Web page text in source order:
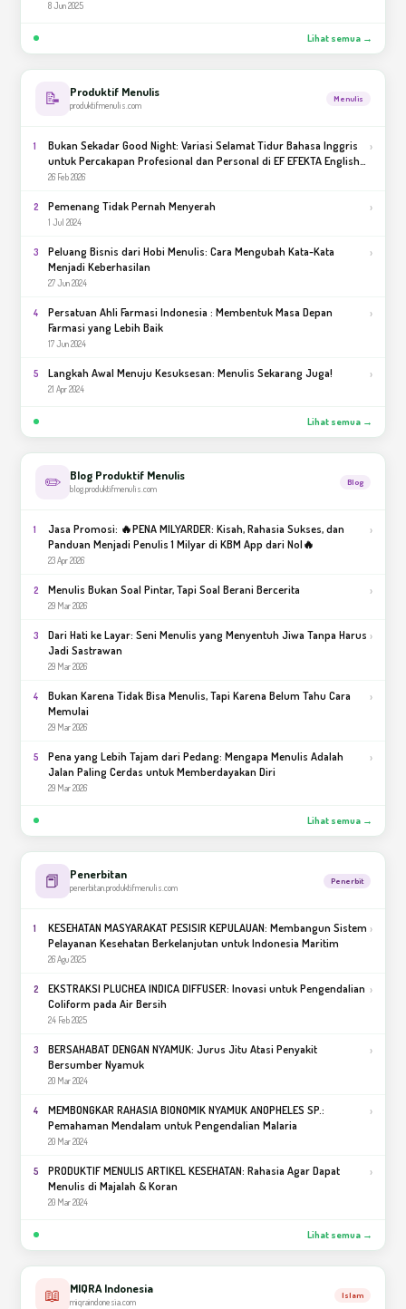
8 Jun 2025
Lihat semua →
📝 Produktif Menulis
produktifmenulis.com
Menulis
1
Bukan Sekadar Good Night: Variasi Selamat Tidur Bahasa Inggris
untuk Percakapan Profesional dan Personal di EF EFEKTA English
for Adults
26 Feb 2026
›
2 Pemenang Tidak Pernah Menyerah
1 Jul 2024
›
3
Peluang Bisnis dari Hobi Menulis: Cara Mengubah Kata-Kata
Menjadi Keberhasilan
27 Jun 2024
›
4
Persatuan Ahli Farmasi Indonesia : Membentuk Masa Depan
Farmasi yang Lebih Baik
17 Jun 2024
›
5 Langkah Awal Menuju Kesuksesan: Menulis Sekarang Juga!
21 Apr 2024
›
Lihat semua →
✏️ Blog Produktif Menulis
blog.produktifmenulis.com
Blog
1
Jasa Promosi: 🔥PENA MILYARDER: Kisah, Rahasia Sukses, dan
Panduan Menjadi Penulis 1 Milyar di KBM App dari Nol🔥
23 Apr 2026
›
2 Menulis Bukan Soal Pintar, Tapi Soal Berani Bercerita
29 Mar 2026
›
3
Dari Hati ke Layar: Seni Menulis yang Menyentuh Jiwa Tanpa Harus
Jadi Sastrawan
29 Mar 2026
›
4
Bukan Karena Tidak Bisa Menulis, Tapi Karena Belum Tahu Cara
Memulai
29 Mar 2026
›
5
Pena yang Lebih Tajam dari Pedang: Mengapa Menulis Adalah
Jalan Paling Cerdas untuk Memberdayakan Diri
29 Mar 2026
›
Lihat semua →
📕 Penerbitan
penerbitan.produktifmenulis.com
Penerbit
1
KESEHATAN MASYARAKAT PESISIR KEPULAUAN: Membangun Sistem
Pelayanan Kesehatan Berkelanjutan untuk Indonesia Maritim
26 Agu 2025
›
2
EKSTRAKSI PLUCHEA INDICA DIFFUSER: Inovasi untuk Pengendalian
Coliform pada Air Bersih
24 Feb 2025
›
3
BERSAHABAT DENGAN NYAMUK: Jurus Jitu Atasi Penyakit
Bersumber Nyamuk
20 Mar 2024
›
4
MEMBONGKAR RAHASIA BIONOMIK NYAMUK ANOPHELES SP.:
Pemahaman Mendalam untuk Pengendalian Malaria
20 Mar 2024
›
5
PRODUKTIF MENULIS ARTIKEL KESEHATAN: Rahasia Agar Dapat
Menulis di Majalah & Koran
20 Mar 2024
›
Lihat semua →
📖 MIQRA Indonesia
miqraindonesia.com
Islam